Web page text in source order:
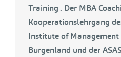
Training . Der MBA
Kooperationslehrgang
Institute of Management
Burgenland und der